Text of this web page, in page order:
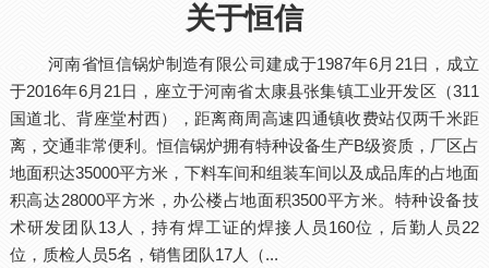
关于恒信
河南省恒信锅炉制造有限公司建成于1987年6月21日，成立
于2016年6月21日，座立于河南省太康县张集镇工业开发区（311
国道北、背座堂村西），距离商周高速四通镇收费站仅两千米距
离，交通非常便利。恒信锅炉拥有特种设备生产B级资质，厂区占
地面积达35000平方米，下料车间和组装车间以及成品库的占地面
积高达28000平方米，办公楼占地面积3500平方米。特种设备技
术研发团队13人，持有焊工证的焊接人员160位，后勤人员22
位，质检人员5名，销售团队17人（...